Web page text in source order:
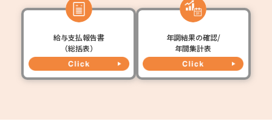
給与支払報告書
（総括表）
年調結果の確認/
年間集計表